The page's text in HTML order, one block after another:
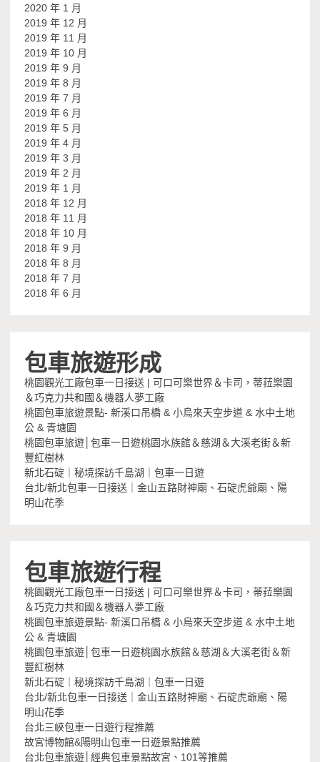
2020 年 1 月
2019 年 12 月
2019 年 11 月
2019 年 10 月
2019 年 9 月
2019 年 8 月
2019 年 7 月
2019 年 6 月
2019 年 5 月
2019 年 4 月
2019 年 3 月
2019 年 2 月
2019 年 1 月
2018 年 12 月
2018 年 11 月
2018 年 10 月
2018 年 9 月
2018 年 8 月
2018 年 7 月
2018 年 6 月
包車旅遊形成
桃園觀光工廠包車一日接送 | 可口可樂世界＆卡司，蒂菈樂園
＆巧克力共和國＆機器人夢工廠
桃園包車旅遊景點- 新溪口吊橋 & 小烏來天空步道 & 水中土地
公 & 青塘園
桃園包車旅遊│包車一日遊桃園水族館＆慈湖＆大溪老街＆新
豐紅樹林
新北石碇｜秘境探訪千島湖｜包車一日遊
台北/新北包車一日接送｜金山五路財神廟、石碇虎爺廟、陽
明山花季
包車旅遊行程
桃園觀光工廠包車一日接送 | 可口可樂世界＆卡司，蒂菈樂園
＆巧克力共和國＆機器人夢工廠
桃園包車旅遊景點- 新溪口吊橋 & 小烏來天空步道 & 水中土地
公 & 青塘園
桃園包車旅遊│包車一日遊桃園水族館＆慈湖＆大溪老街＆新
豐紅樹林
新北石碇｜秘境探訪千島湖｜包車一日遊
台北/新北包車一日接送｜金山五路財神廟、石碇虎爺廟、陽
明山花季
台北三峽包車一日遊行程推薦
故宮博物館&陽明山包車一日遊景點推薦
台北包車旅遊│經典包車景點故宮、101等推薦